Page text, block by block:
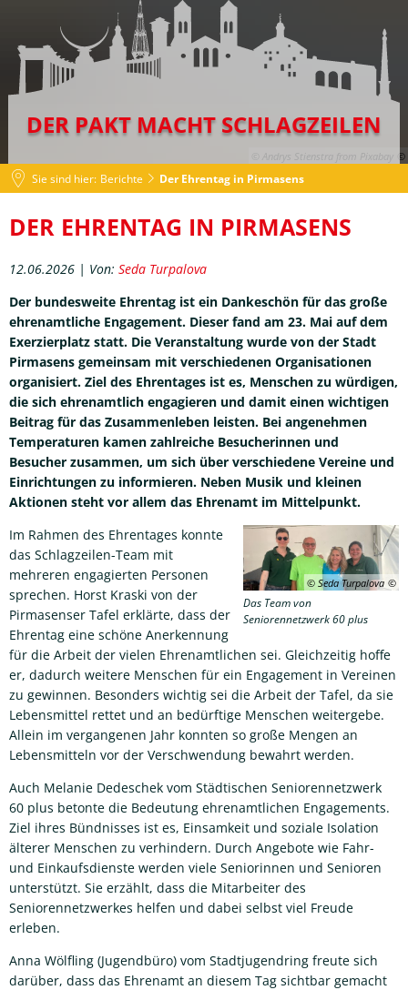
© Andrys Stienstra from Pixabay
DER PAKT MACHT SCHLAGZEILEN
Sie sind hier: Berichte Der Ehrentag in Pirmasens
Der
Ehrentag
in
Pirmasens
DER EHRENTAG IN PIRMASENS
12.06.2026 | Von: Seda Turpalova
Der bundesweite Ehrentag ist ein Dankeschön für das große
ehrenamtliche Engagement. Dieser fand am 23. Mai auf dem
Exerzierplatz statt. Die Veranstaltung wurde von der Stadt
Pirmasens gemeinsam mit verschiedenen Organisationen
organisiert. Ziel des Ehrentages ist es, Menschen zu würdigen,
die sich ehrenamtlich engagieren und damit einen wichtigen
Beitrag für das Zusammenleben leisten. Bei angenehmen
Temperaturen kamen zahlreiche Besucherinnen und
Besucher zusammen, um sich über verschiedene Vereine und
Einrichtungen zu informieren. Neben Musik und kleinen
Aktionen steht vor allem das Ehrenamt im Mittelpunkt.
© Seda Turpalova
Das Team von
Seniorennetzwerk 60 plus
Im Rahmen des Ehrentages konnte
das Schlagzeilen-Team mit
mehreren engagierten Personen
sprechen. Horst Kraski von der
Pirmasenser Tafel erklärte, dass der
Ehrentag eine schöne Anerkennung
für die Arbeit der vielen Ehrenamtlichen sei. Gleichzeitig hoffe
er, dadurch weitere Menschen für ein Engagement in Vereinen
zu gewinnen. Besonders wichtig sei die Arbeit der Tafel, da sie
Lebensmittel rettet und an bedürftige Menschen weitergebe.
Allein im vergangenen Jahr konnten so große Mengen an
Lebensmitteln vor der Verschwendung bewahrt werden.
Auch Melanie Dedeschek vom Städtischen Seniorennetzwerk
60 plus betonte die Bedeutung ehrenamtlichen Engagements.
Ziel ihres Bündnisses ist es, Einsamkeit und soziale Isolation
älterer Menschen zu verhindern. Durch Angebote wie Fahr-
und Einkaufsdienste werden viele Seniorinnen und Senioren
unterstützt. Sie erzählt, dass die Mitarbeiter des
Seniorennetzwerkes helfen und dabei selbst viel Freude
erleben.
Anna Wölfling (Jugendbüro) vom Stadtjugendring freute sich
darüber, dass das Ehrenamt an diesem Tag sichtbar gemacht